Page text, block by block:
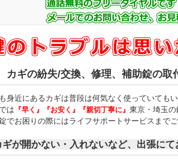
カギの紛失/交換、修理、補助錠の取
身近にあるカギは普段は何気なく使っていても
は 『早く』 『お安く』 『親切丁寧に』 東京・埼玉の
でお困りの際にはライフサポートサービスまでご
ギが開かない・入れないなど、出張に